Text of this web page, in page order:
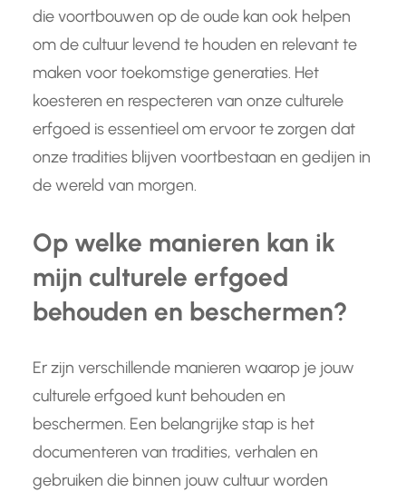
die voortbouwen op de oude kan ook helpen
om de cultuur levend te houden en relevant te
maken voor toekomstige generaties. Het
koesteren en respecteren van onze culturele
erfgoed is essentieel om ervoor te zorgen dat
onze tradities blijven voortbestaan en gedijen in
de wereld van morgen.
Op welke manieren kan ik
mijn culturele erfgoed
behouden en beschermen?
Er zijn verschillende manieren waarop je jouw
culturele erfgoed kunt behouden en
beschermen. Een belangrijke stap is het
documenteren van tradities, verhalen en
gebruiken die binnen jouw cultuur worden